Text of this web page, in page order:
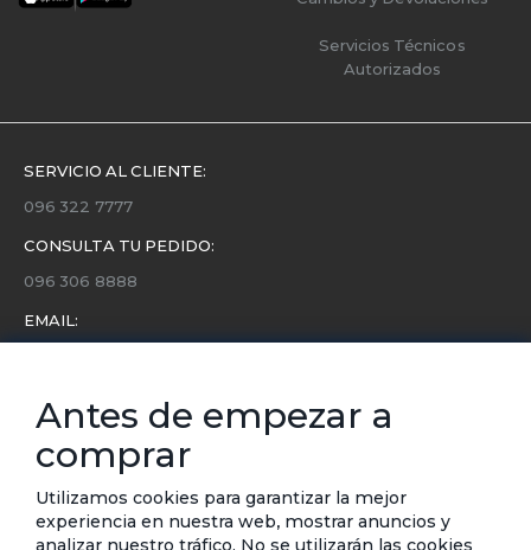
Servicios Técnicos
Autorizados
SERVICIO AL CLIENTE:
096 322 7777
CONSULTA TU PEDIDO:
096 306 8888
EMAIL:
Conoce toda la información sobre últimas colecciones,
eventos y ofertas.
Subscríbete a nuestro newsletter
SUSCRIBIRSE
Antes de empezar a
comprar
Utilizamos cookies para garantizar la mejor
experiencia en nuestra web, mostrar anuncios y
analizar nuestro tráfico. No se utilizarán las cookies